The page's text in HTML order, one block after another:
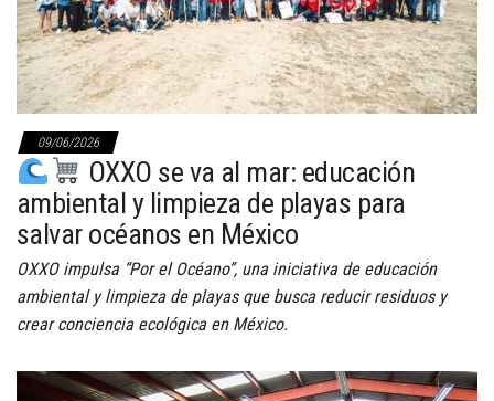
09/06/2026
OXXO se va al mar: educación
ambiental y limpieza de playas para
salvar océanos en México
OXXO impulsa “Por el Océano”, una iniciativa de educación
ambiental y limpieza de playas que busca reducir residuos y
crear conciencia ecológica en México.